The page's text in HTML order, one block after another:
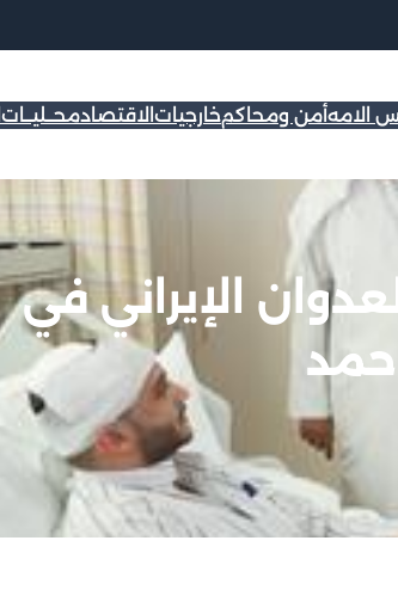
الامهأمن ومحاكمخارجيات الاقتصادمحــليــات
الإيراني في